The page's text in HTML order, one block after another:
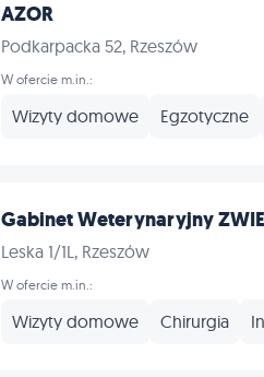
AZOR
Podkarpacka 52, Rzeszów
W ofercie m.in.:
Wizyty domowe Egzotyczne
Gabinet Weterynaryjny
Leska 1/1L, Rzeszów
W ofercie m.in.:
Wizyty domowe Chirurgia